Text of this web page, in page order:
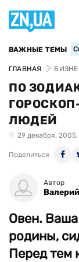
ВАЖНЫЕ ТЕМЫ
ГЛАВНАЯ
ПО
ЛЮДЕЙ
29 декабря,
Поделиться
Автор
Овен. Ваша
родины,
Перед тем